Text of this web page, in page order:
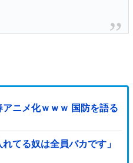
ニメ化ｗｗｗ 国防を語る
てる奴は全員バカです」